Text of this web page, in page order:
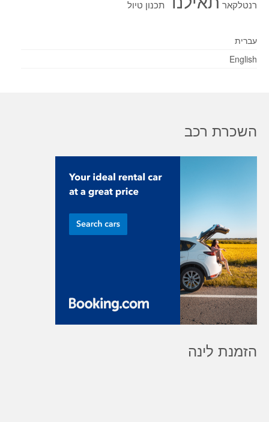
רנטלקאר
תכנון טיול
עברית
English
השכרת רכב
הזמנת לינה